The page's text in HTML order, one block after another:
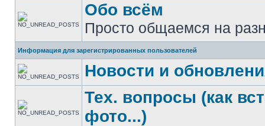
Обо всём
Просто общаемся на
Информация для зарегистрированных пользователей
Новости и
Тех. вопросы (как
фото...)